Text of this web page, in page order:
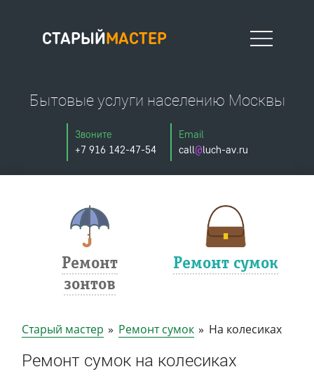
СТАРЫЙМАСТЕР
Бытовые услуги населению Москвы
Звоните
+7 916 142-47-54
Email
call@luch-av.ru
Ремонт
зонтов
Ремонт сумок
Старый мастер » Ремонт сумок » На колесиках
Ремонт сумок на колесиках
Офис на Новослободской
почта.: StariyMasterAV@yandex.ru